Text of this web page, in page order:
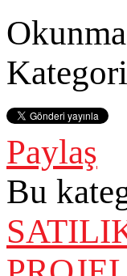
Okunma
Kategori
Paylaş
Bu